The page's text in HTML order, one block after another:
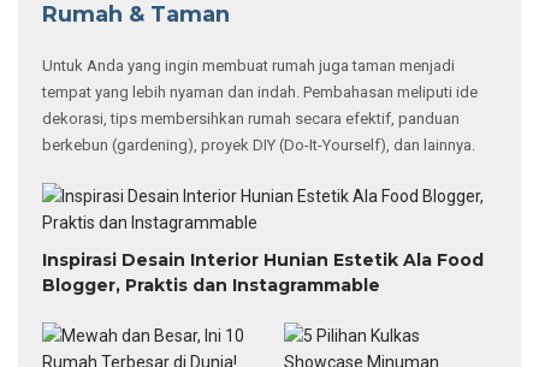
Rumah & Taman
Untuk Anda yang ingin membuat rumah juga taman menjadi
tempat yang lebih nyaman dan indah. Pembahasan meliputi ide
dekorasi, tips membersihkan rumah secara efektif, panduan
berkebun (gardening), proyek DIY (Do-It-Yourself), dan lainnya.
Inspirasi Desain Interior Hunian Estetik Ala Food
Blogger, Praktis dan Instagrammable